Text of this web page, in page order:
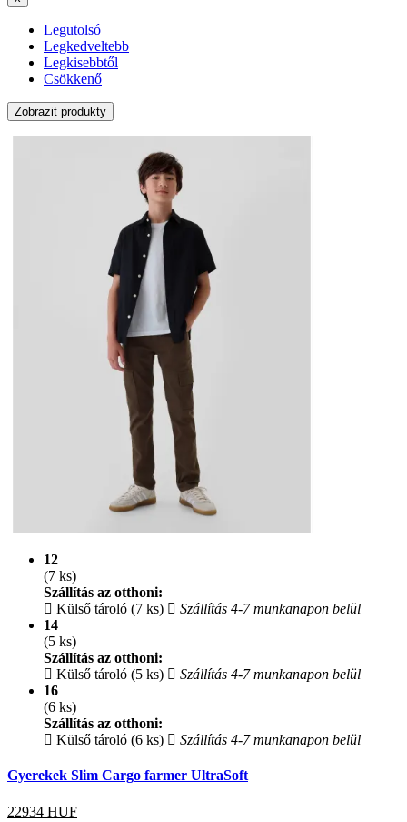
Legutolsó
Legkedveltebb
Legkisebbtől
Csökkenő
Zobrazit produkty
12
(7 ks)
Szállítás az otthoni:
Külső tároló (7 ks)
Szállítás 4-7 munkanapon belül
14
(5 ks)
Szállítás az otthoni:
Külső tároló (5 ks)
Szállítás 4-7 munkanapon belül
16
(6 ks)
Szállítás az otthoni:
Külső tároló (6 ks)
Szállítás 4-7 munkanapon belül
Gyerekek Slim Cargo farmer UltraSoft
22934 HUF